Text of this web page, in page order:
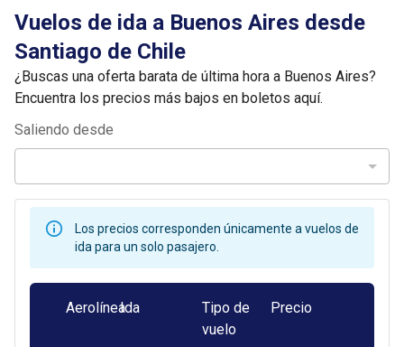
Vuelos de ida a Buenos Aires desde
Santiago de Chile
¿Buscas una oferta barata de última hora a Buenos Aires?
Encuentra los precios más bajos en boletos aquí.
Saliendo desde
Los precios corresponden únicamente a vuelos de
ida para un solo pasajero.
AerolíneaIda
Tipo de
vuelo
Precio